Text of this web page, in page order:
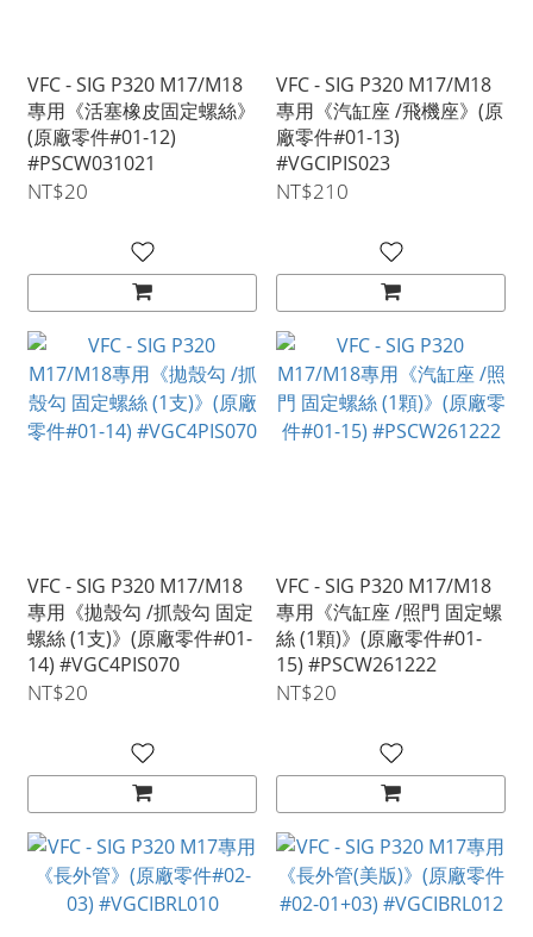
VFC - SIG P320 M17/M18
專用《活塞橡皮固定螺絲》
(原廠零件#01-12)
#PSCW031021
NT$20
VFC - SIG P320 M17/M18
專用《汽缸座 /飛機座》(原
廠零件#01-13)
#VGCIPIS023
NT$210
VFC - SIG P320 M17/M18
專用《拋殼勾 /抓殼勾 固定
螺絲 (1支)》(原廠零件#01-
14) #VGC4PIS070
NT$20
VFC - SIG P320 M17/M18
專用《汽缸座 /照門 固定螺
絲 (1顆)》(原廠零件#01-
15) #PSCW261222
NT$20